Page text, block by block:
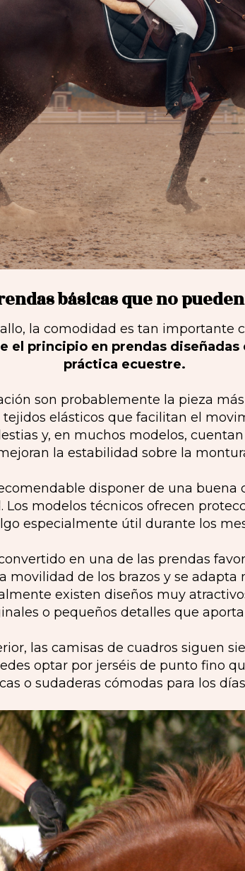
básicas que no
la comodidad es tan importante
el principio en prendas diseñadas
práctica ecuestre.
son probablemente la pieza
elásticos que facilitan el
y, en muchos modelos,
la estabilidad sobre la
disponer de una
Los modelos técnicos ofrecen
especialmente útil durante los
en una de las prendas
movilidad de los brazos y se adapta
existen diseños muy
o pequeños detalles que
las camisas de cuadros siguen
optar por jerséis de punto fino
o sudaderas cómodas para los